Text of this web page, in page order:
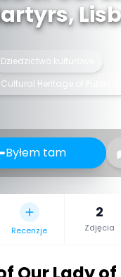
Dziedzictwo kulturowe
Heritage of Public
Byłem tam
Recenzje
2
Zdjęcia